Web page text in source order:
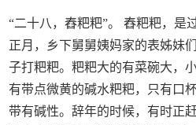
“二十八，舂粑粑”。 舂粑粑，是
正月，乡下舅舅姨妈家的表姊妹
子打粑粑。粑粑大的有菜碗大，
有带点微黄的碱水粑粑，只有口
带有碱性。辞年的时候，有时正